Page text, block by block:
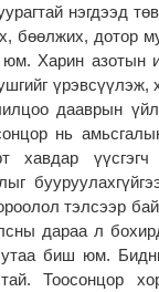
нэгдээд
бөөлжих, дотор
Харин азотын
үрэвсүүлэж,
дааврын
нь
үүсгэгч
тэлсээр
дараа л
биш юм.
Тоосонцор